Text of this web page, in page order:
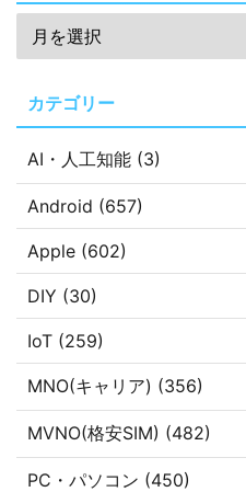
カテゴリー
AI・人工知能 (3)
Android (657)
Apple (602)
DIY (30)
IoT (259)
MNO(キャリア) (356)
MVNO(格安SIM) (482)
PC・パソコン (450)